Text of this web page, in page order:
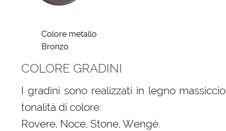
Colore metallo
Bronzo
COLORE GRADINI
I gradini sono realizzati in legno
tonalità di colore:
Rovere, Noce, Stone, Wengé.